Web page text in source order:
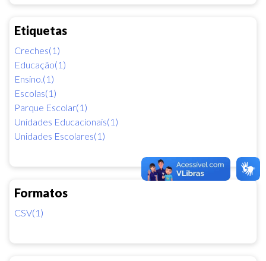
Etiquetas
Creches(1)
Educação(1)
Ensino.(1)
Escolas(1)
Parque Escolar(1)
Unidades Educacionais(1)
Unidades Escolares(1)
Formatos
CSV(1)